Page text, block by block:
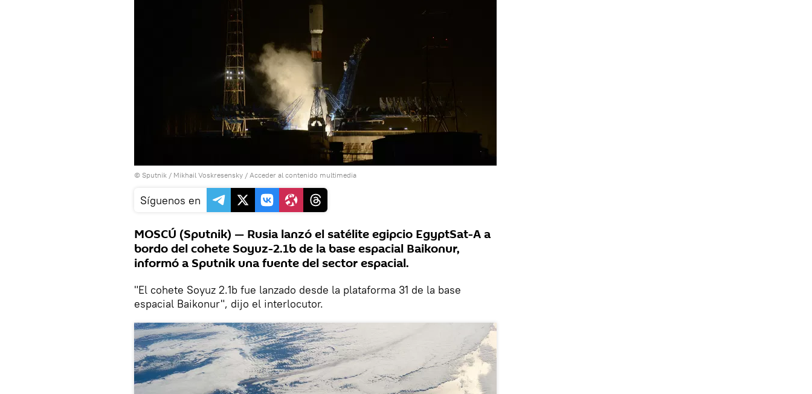
© Sputnik / Mikhail Voskresensky / Acceder al contenido multimedia
Síguenos en
MOSCÚ (Sputnik) — Rusia lanzó el satélite egipcio EgyptSat-A a
bordo del cohete Soyuz-2.1b de la base espacial Baikonur,
informó a Sputnik una fuente del sector espacial.
"El cohete Soyuz 2.1b fue lanzado desde la plataforma 31 de la base
espacial Baikonur", dijo el interlocutor.